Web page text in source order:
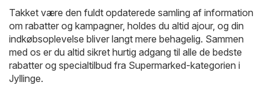
Takket være den fuldt opdaterede samling af information
om rabatter og kampagner, holdes du altid ajour, og din
indkøbsoplevelse bliver langt mere behagelig. Sammen
med os er du altid sikret hurtig adgang til alle de bedste
rabatter og specialtilbud fra Supermarked-kategorien i
Jyllinge.